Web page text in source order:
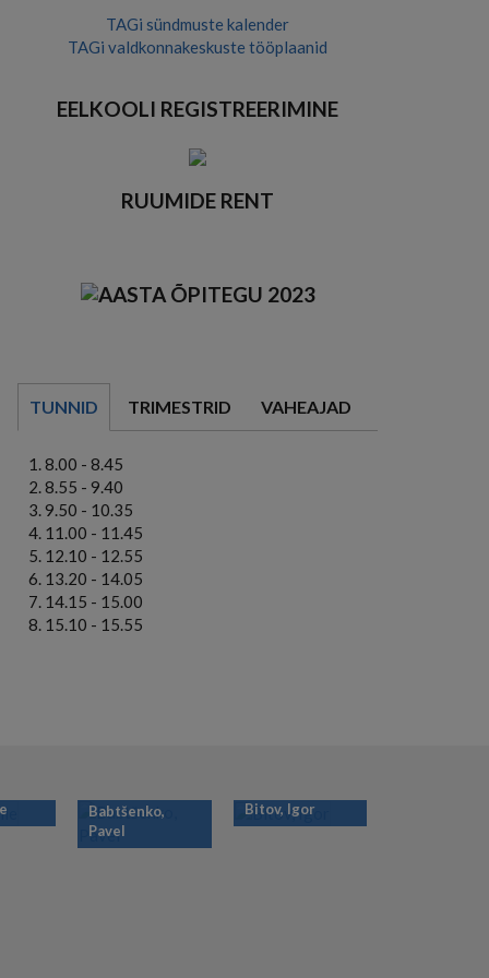
TAGi sündmuste kalender
TAGi valdkonnakeskuste tööplaanid
EELKOOLI REGISTREERIMINE
RUUMIDE RENT
TUNNID TRIMESTRID VAHEAJAD
8.00 - 8.45
8.55 - 9.40
9.50 - 10.35
11.00 - 11.45
12.10 - 12.55
13.20 - 14.05
14.15 - 15.00
15.10 - 15.55
Babtšenko,
Pavel
Bitov, Igor